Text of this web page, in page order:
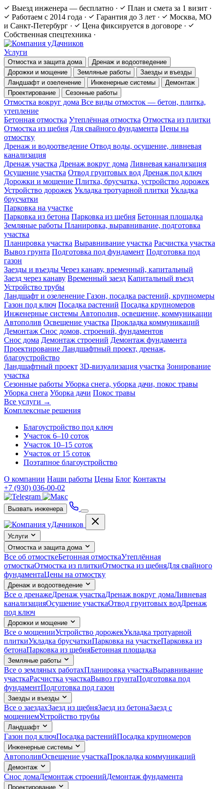
Выезд инженера — бесплатно · План и смета за 1 визит ·
Работаем с 2014 года · Гарантия до 3 лет ·
Москва, МО
и Санкт-Петербург · Цена фиксируется в договоре ·
Собственная спецтехника ·
Услуги
Отмостка и защита дома
Дренаж и водоотведение
Дорожки и мощение
Земляные работы
Заезды и въезды
Ландшафт и озеленение
Инженерные системы
Демонтаж
Проектирование
Сезонные работы
Отмостка вокруг дома Все виды отмосток — бетон, плитка,
утепление
Бетонная отмостка Утеплённая отмостка Отмостка из плитки
Отмостка из щебня Для свайного фундамента Цены на
отмостку
Дренаж и водоотведение Отвод воды, осушение, ливневая
канализация
Дренаж участка Дренаж вокруг дома Ливневая канализация
Осушение участка Отвод грунтовых вод Дренаж под ключ
Дорожки и мощение Плитка, брусчатка, устройство дорожек
Устройство дорожек Укладка тротуарной плитки Укладка
брусчатки
Парковка на участке
Парковка из бетона Парковка из щебня Бетонная площадка
Земляные работы Планировка, выравнивание, подготовка
участка
Планировка участка Выравнивание участка Расчистка участка
Вывоз грунта Подготовка под фундамент Подготовка под
газон
Заезды и въезды Через канаву, временный, капитальный
Заезд через канаву Временный заезд Капитальный въезд
Устройство трубы
Ландшафт и озеленение Газон, посадка растений, крупномеры
Газон под ключ Посадка растений Посадка крупномеров
Инженерные системы Автополив, освещение, коммуникации
Автополив Освещение участка Прокладка коммуникаций
Демонтаж Снос домов, строений, фундаментов
Снос дома Демонтаж строений Демонтаж фундамента
Проектирование Ландшафтный проект, дренаж,
благоустройство
Ландшафтный проект 3D-визуализация участка Зонирование
участка
Сезонные работы Уборка снега, уборка дачи, покос травы
Уборка снега Уборка дачи Покос травы
Все услуги →
Комплексные решения
Благоустройство под ключ
Участок 6–10 соток
Участок 10–15 соток
Участок от 15 соток
Поэтапное благоустройство
О компании Наши работы Цены Блог Контакты
+7 (930) 036-00-02
Вызвать инженера
Услуги
Отмостка и защита дома
Все об отмосткеБетонная отмосткаУтеплённая
отмосткаОтмостка из плиткиОтмостка из щебняДля свайного
фундаментаЦены на отмостку
Дренаж и водоотведение
Все о дренажеДренаж участкаДренаж вокруг домаЛивневая
канализацияОсушение участкаОтвод грунтовых водДренаж
под ключ
Дорожки и мощение
Все о мощенииУстройство дорожекУкладка тротуарной
плиткиУкладка брусчаткиПарковка на участкеПарковка из
бетонаПарковка из щебняБетонная площадка
Земляные работы
Все о земляных работахПланировка участкаВыравнивание
участкаРасчистка участкаВывоз грунтаПодготовка под
фундаментПодготовка под газон
Заезды и въезды
Все о заездахЗаезд из щебняЗаезд из бетонаЗаезд с
мощениемУстройство трубы
Ландшафт
Газон под ключПосадка растенийПосадка крупномеров
Инженерные системы
АвтополивОсвещение участкаПрокладка коммуникаций
Демонтаж
Снос домаДемонтаж строенийДемонтаж фундамента
Проектирование